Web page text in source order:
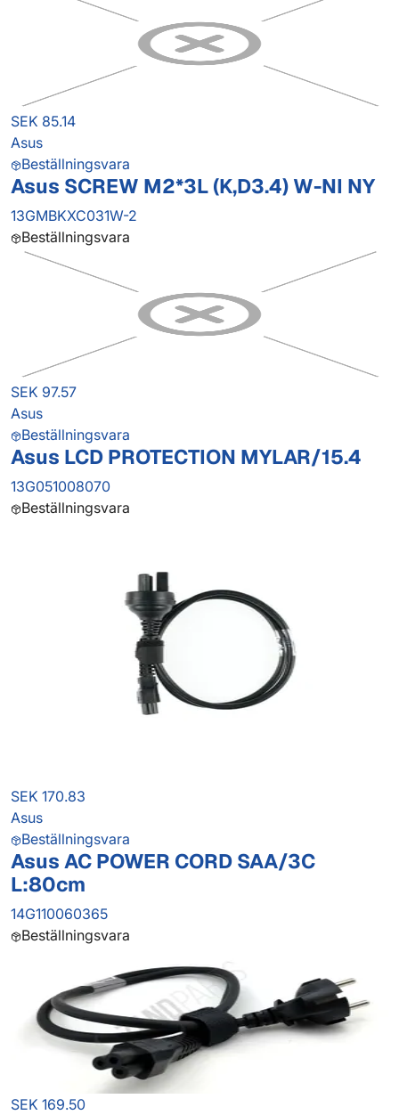
SEK 85.14
Asus
Beställningsvara
Asus SCREW M2*3L (K,D3.4) W-NI NY
13GMBKXC031W-2
Beställningsvara
SEK 97.57
Asus
Beställningsvara
Asus LCD PROTECTION MYLAR/15.4
13G051008070
Beställningsvara
SEK 170.83
Asus
Beställningsvara
Asus AC POWER CORD SAA/3C
L:80cm
14G110060365
Beställningsvara
SEK 169.50